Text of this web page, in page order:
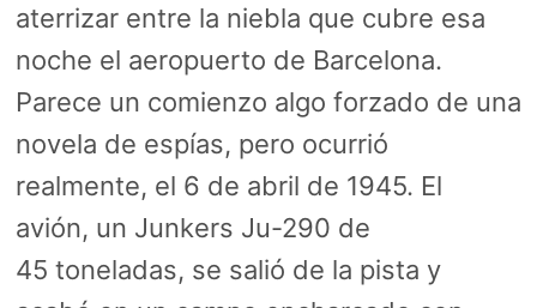
aterrizar entre la niebla que cubre esa
noche el aeropuerto de Barcelona.
Parece un comienzo algo forzado de una
novela de espías, pero ocurrió
realmente, el 6 de abril de 1945. El
avión, un Junkers Ju-290 de
45 toneladas, se salió de la pista y